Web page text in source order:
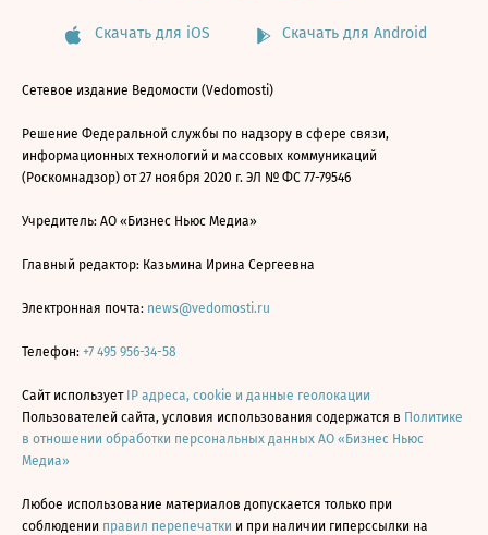
Скачать для iOS Скачать для Android
Сетевое издание Ведомости (Vedomosti)
Решение Федеральной службы по надзору в сфере связи,
информационных технологий и массовых коммуникаций
(Роскомнадзор) от 27 ноября 2020 г. ЭЛ № ФС 77-79546
Учредитель: АО «Бизнес Ньюс Медиа»
Главный редактор: Казьмина Ирина Сергеевна
Электронная почта: news@vedomosti.ru
Телефон: +7 495 956-34-58
Сайт использует IP адреса, cookie и данные геолокации
Пользователей сайта, условия использования содержатся в Политике
в отношении обработки персональных данных АО «Бизнес Ньюс
Медиа»
Любое использование материалов допускается только при
соблюдении правил перепечатки и при наличии гиперссылки на